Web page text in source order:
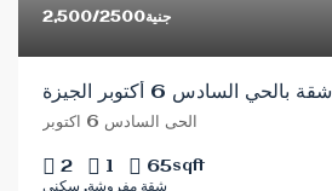
جنية2,500/2500
شقة بالحي السادس 6 أكتوبر الجيزة
الحى السادس 6 اكتوبر
2 1 65sqft
شقة مفروشة, سكني